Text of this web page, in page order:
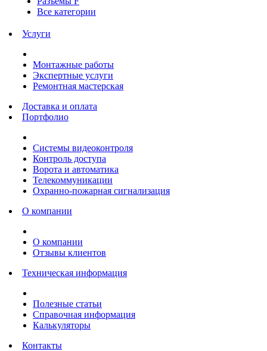
Все категории
Услуги
Монтажные работы
Экспертные услуги
Ремонтная мастерская
Доставка и оплата
Портфолио
Системы видеоконтроля
Контроль доступа
Ворота и автоматика
Телекоммуникации
Охранно-пожарная сигнализация
О компании
О компании
Отзывы клиентов
Техническая информация
Полезные статьи
Справочная информация
Калькуляторы
Контакты